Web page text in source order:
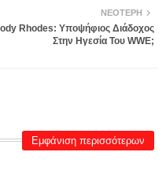
ΝΕΌΤΕΡΗ
Rhodes: Υποψήφιος Διάδοχος
Στην Ηγεσία Του WWE;
Εμφάνιση περισσότερων